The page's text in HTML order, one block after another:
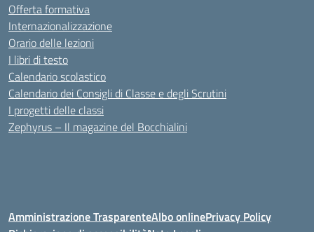
Offerta formativa
Internazionalizzazione
Orario delle lezioni
I libri di testo
Calendario scolastico
Calendario dei Consigli di Classe e degli Scrutini
I progetti delle classi
Zephyrus – Il magazine del Bocchialini
Amministrazione TrasparenteAlbo onlinePrivacy Policy